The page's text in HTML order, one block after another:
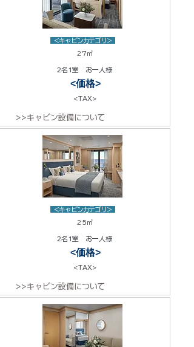
<キャビンカテゴリ>
27㎡
2名1室 お一人様
<価格>
<TAX>
>>キャビン設備について
<キャビンカテゴリ>
25㎡
2名1室 お一人様
<価格>
<TAX>
>>キャビン設備について